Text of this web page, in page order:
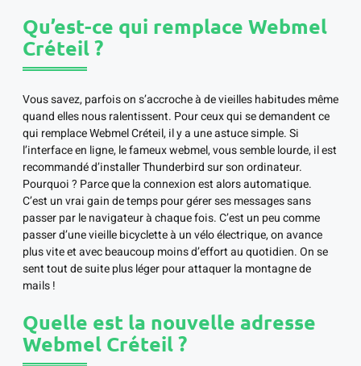
Qu’est-ce qui remplace Webmel
Créteil ?
Vous savez, parfois on s’accroche à de vieilles habitudes même
quand elles nous ralentissent. Pour ceux qui se demandent ce
qui remplace Webmel Créteil, il y a une astuce simple. Si
l’interface en ligne, le fameux webmel, vous semble lourde, il est
recommandé d’installer Thunderbird sur son ordinateur.
Pourquoi ? Parce que la connexion est alors automatique.
C’est un vrai gain de temps pour gérer ses messages sans
passer par le navigateur à chaque fois. C’est un peu comme
passer d’une vieille bicyclette à un vélo électrique, on avance
plus vite et avec beaucoup moins d’effort au quotidien. On se
sent tout de suite plus léger pour attaquer la montagne de
mails !
Quelle est la nouvelle adresse
Webmel Créteil ?